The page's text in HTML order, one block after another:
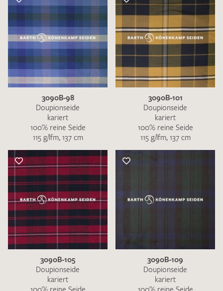
3090B-98
Doupionseide
kariert
100% reine Seide
115 g/lfm, 137 cm
3090B-101
Doupionseide
kariert
100% reine Seide
115 g/lfm, 137 cm
3090B-105
Doupionseide
kariert
100% reine Seide
3090B-109
Doupionseide
kariert
100% reine Seide